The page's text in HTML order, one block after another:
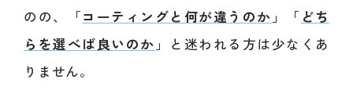
のの、「コーティングと何が違うのか 」「 どち
らを選べば良いのか 」と迷われる方は少なくあ
りません。